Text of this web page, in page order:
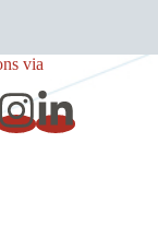
via